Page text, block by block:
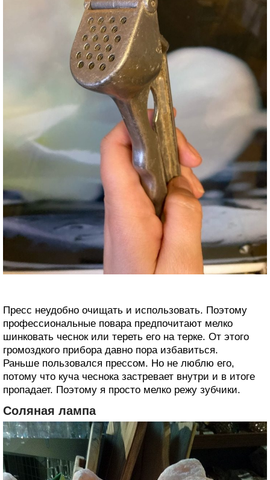
Пресс неудобно очищать и использовать. Поэтому
профессиональные повара предпочитают мелко
шинковать чеснок или тереть его на терке. От этого
громоздкого прибора давно пора избавиться.
Раньше пользовался прессом. Но не люблю его,
потому что куча чеснока застревает внутри и в итоге
пропадает. Поэтому я просто мелко режу зубчики.
Соляная лампа